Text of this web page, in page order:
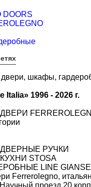
DOORS
двери, шкафы,
1996 - 2026 г.
РУЧКИ
STOSA
LINE
Ferrerolegno,
проезд 20